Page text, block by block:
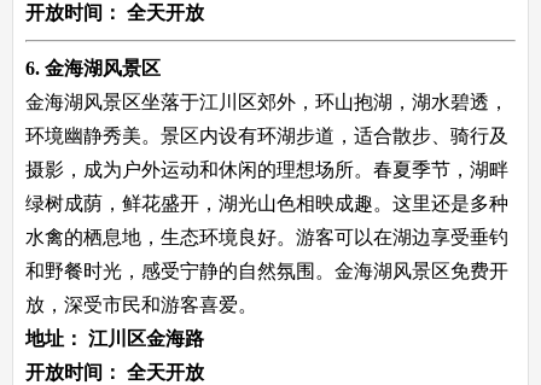
开放时间： 全天开放
6. 金海湖风景区
金海湖风景区坐落于江川区郊外，环山抱湖，湖水碧透，
环境幽静秀美。景区内设有环湖步道，适合散步、骑行及
摄影，成为户外运动和休闲的理想场所。春夏季节，湖畔
绿树成荫，鲜花盛开，湖光山色相映成趣。这里还是多种
水禽的栖息地，生态环境良好。游客可以在湖边享受垂钓
和野餐时光，感受宁静的自然氛围。金海湖风景区免费开
放，深受市民和游客喜爱。
地址： 江川区金海路
开放时间： 全天开放